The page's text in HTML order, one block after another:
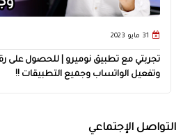
31 مايو 2023
تجربتي مع تطبيق نوميرو | للحصول على
وتفعيل الواتساب وجميع التطبيقات !!
التواصل الإجتماعي